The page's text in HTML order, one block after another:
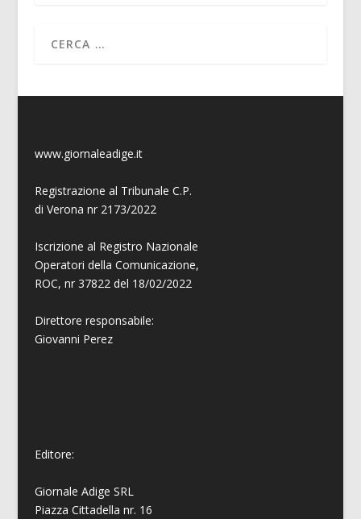
www.giornaleadige.it
Registrazione al Tribunale C.P.
di Verona nr 2173/2022
Iscrizione al Registro Nazionale
Operatori della Comunicazione,
ROC, nr 37822 del 18/02/2022
Direttore responsabile:
Giovanni Perez
Editore:
Giornale Adige SRL
Piazza Cittadella nr. 16